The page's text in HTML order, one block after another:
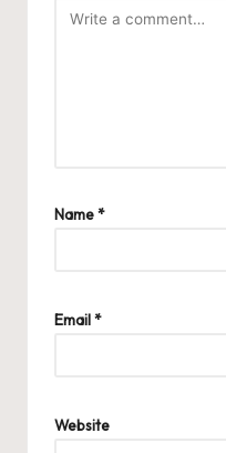
Name*
Email*
Website